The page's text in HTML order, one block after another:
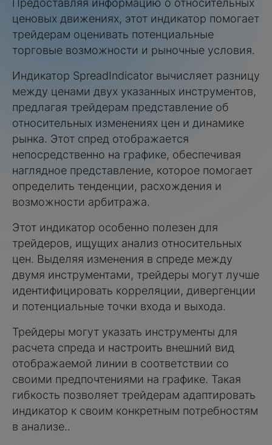
Предоставляя информацию о относительных
ценовых движениях, этот индикатор помогает
трейдерам оценивать потенциальные
торговые возможности и рыночные условия.
Индикатор SpreadIndicator вычисляет разницу
между ценами двух указанных инструментов,
предлагая трейдерам представление об
относительных изменениях цен и динамике
рынка. Этот спред отображается
непосредственно на графике, обеспечивая
наглядное представление, которое помогает
определить тенденции, расхождения и
возможности арбитража.
Этот индикатор особенно полезен для
трейдеров, ищущих анализ относительных
цен. Выделяя изменения в спреде между
двумя инструментами, трейдеры могут лучше
идентифицировать корреляции, дивергенции
и потенциальные точки входа и выхода.
Трейдеры могут указать инструменты для
расчета спреда и настроить внешний вид
отображаемой линии в соответствии со
своими предпочтениями на графике. Такая
гибкость позволяет трейдерам адаптировать
индикатор к своим конкретным потребностям
в анализе..